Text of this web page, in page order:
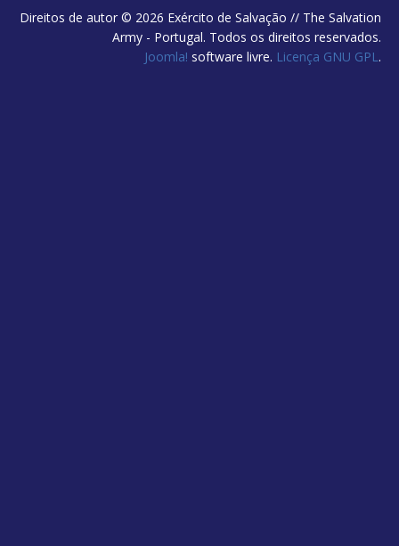
Direitos de autor © 2026 Exército de Salvação // The Salvation
Army - Portugal. Todos os direitos reservados.
Joomla! software livre. Licença GNU GPL.